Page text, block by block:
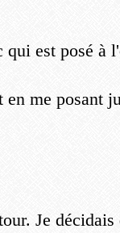
est posé à
me posant
Je décidais